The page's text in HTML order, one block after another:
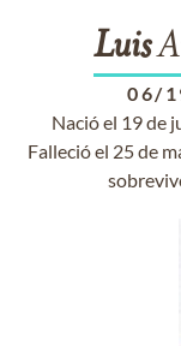
Luis
06/
Nació el 19 de
Falleció el 25 de